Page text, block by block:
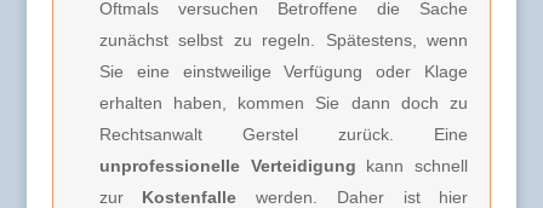
Oftmals versuchen Betroffene die Sache
zunächst selbst zu regeln. Spätestens, wenn
Sie eine einstweilige Verfügung oder Klage
erhalten haben, kommen Sie dann doch zu
Rechtsanwalt Gerstel zurück. Eine
unprofessionelle Verteidigung kann schnell
zur Kostenfalle werden. Daher ist hier